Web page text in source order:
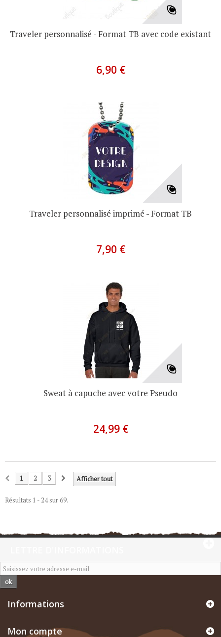
Traveler personnalisé - Format TB avec code existant
6,90 €
Traveler personnalisé imprimé - Format TB
7,90 €
Sweat à capuche avec votre Pseudo
24,99 €
Afficher tout
1 2 3
Résultats 1 - 24 sur 69.
ok
Informations
Mon compte